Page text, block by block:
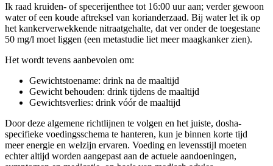
Ik raad kruiden- of specerijenthee tot 16:00 uur aan; verder gewoon
water of een koude aftreksel van korianderzaad. Bij water let ik op
het kankerverwekkende nitraatgehalte, dat ver onder de toegestane
50 mg/l moet liggen (een metastudie liet meer maagkanker zien).
Het wordt tevens aanbevolen om:
Gewichtstoename: drink na de maaltijd
Gewicht behouden: drink tijdens de maaltijd
Gewichtsverlies: drink vóór de maaltijd
Door deze algemene richtlijnen te volgen en het juiste, dosha-
specifieke voedingsschema te hanteren, kun je binnen korte tijd
meer energie en welzijn ervaren. Voeding en levensstijl moeten
echter altijd worden aangepast aan de actuele aandoeningen,